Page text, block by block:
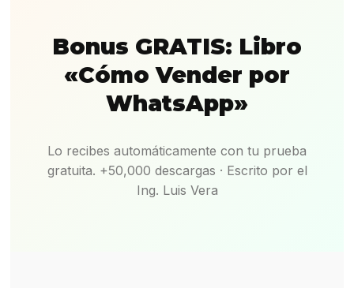
Bonus GRATIS: Libro
«Cómo Vender por
WhatsApp»
Lo recibes automáticamente con tu prueba
gratuita. +50,000 descargas · Escrito por el
Ing. Luis Vera